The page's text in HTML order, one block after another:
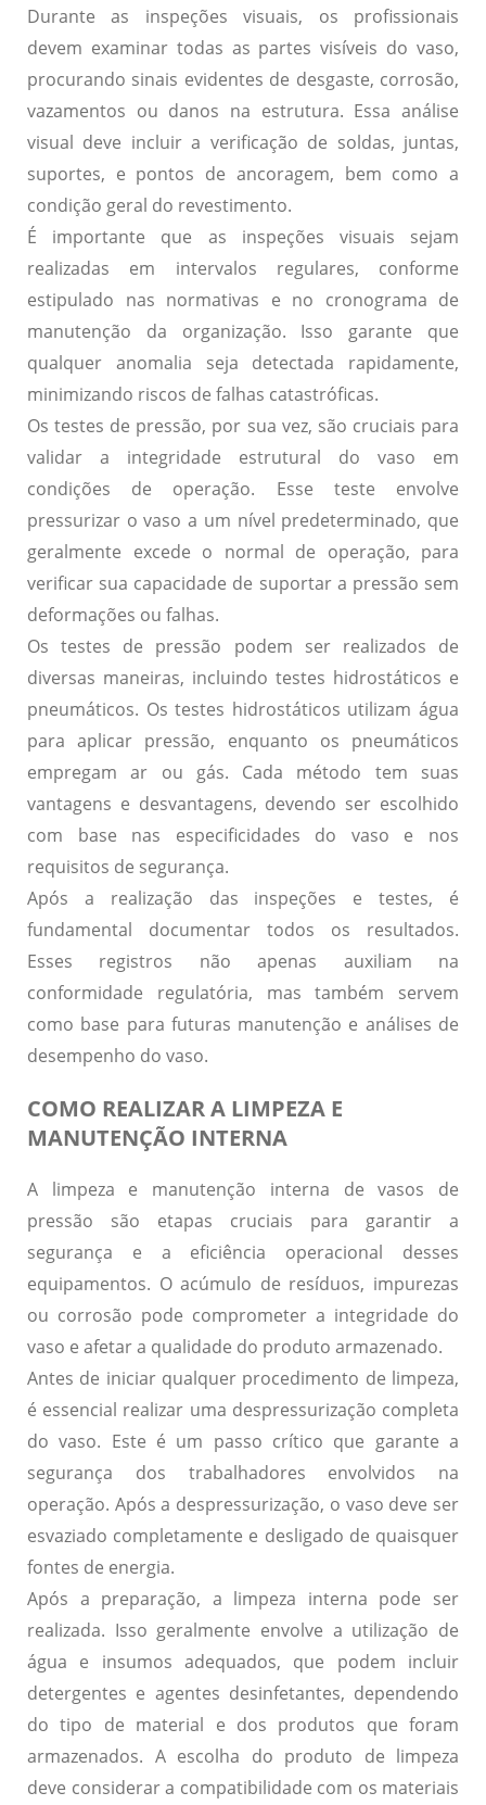
Durante as inspeções visuais, os profissionais
devem examinar todas as partes visíveis do vaso,
procurando sinais evidentes de desgaste, corrosão,
vazamentos ou danos na estrutura. Essa análise
visual deve incluir a verificação de soldas, juntas,
suportes, e pontos de ancoragem, bem como a
condição geral do revestimento.
É importante que as inspeções visuais sejam
realizadas em intervalos regulares, conforme
estipulado nas normativas e no cronograma de
manutenção da organização. Isso garante que
qualquer anomalia seja detectada rapidamente,
minimizando riscos de falhas catastróficas.
Os testes de pressão, por sua vez, são cruciais para
validar a integridade estrutural do vaso em
condições de operação. Esse teste envolve
pressurizar o vaso a um nível predeterminado, que
geralmente excede o normal de operação, para
verificar sua capacidade de suportar a pressão sem
deformações ou falhas.
Os testes de pressão podem ser realizados de
diversas maneiras, incluindo testes hidrostáticos e
pneumáticos. Os testes hidrostáticos utilizam água
para aplicar pressão, enquanto os pneumáticos
empregam ar ou gás. Cada método tem suas
vantagens e desvantagens, devendo ser escolhido
com base nas especificidades do vaso e nos
requisitos de segurança.
Após a realização das inspeções e testes, é
fundamental documentar todos os resultados.
Esses registros não apenas auxiliam na
conformidade regulatória, mas também servem
como base para futuras manutenção e análises de
desempenho do vaso.
COMO REALIZAR A LIMPEZA E
MANUTENÇÃO INTERNA
A limpeza e manutenção interna de vasos de
pressão são etapas cruciais para garantir a
segurança e a eficiência operacional desses
equipamentos. O acúmulo de resíduos, impurezas
ou corrosão pode comprometer a integridade do
vaso e afetar a qualidade do produto armazenado.
Antes de iniciar qualquer procedimento de limpeza,
é essencial realizar uma despressurização completa
do vaso. Este é um passo crítico que garante a
segurança dos trabalhadores envolvidos na
operação. Após a despressurização, o vaso deve ser
esvaziado completamente e desligado de quaisquer
fontes de energia.
Após a preparação, a limpeza interna pode ser
realizada. Isso geralmente envolve a utilização de
água e insumos adequados, que podem incluir
detergentes e agentes desinfetantes, dependendo
do tipo de material e dos produtos que foram
armazenados. A escolha do produto de limpeza
deve considerar a compatibilidade com os materiais